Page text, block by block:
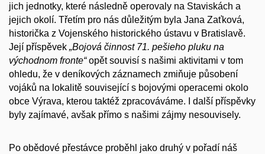
jich jednotky, které následně operovaly na Staviskách a
jejich okolí. Třetím pro nás důležitým byla Jana Zaťková,
historička z Vojenského historického ústavu v Bratislavě.
Její příspěvek „Bojová činnost 71. pešieho pluku na
východnom fronte“opět souvisí s našimi aktivitami v tom
ohledu, že v deníkových záznamech zmiňuje působení
vojáků na lokalitě související s bojovými operacemi okolo
obce Výrava, kterou taktéž zpracováváme. I další příspěvky
byly zajímavé, avšak přímo s našimi zájmy nesouvisely.
Po obědové přestávce proběhl jako druhý v pořadí náš